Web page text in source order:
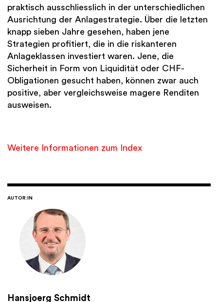
praktisch ausschliesslich in der unterschiedlichen
Ausrichtung der Anlagestrategie. Über die letzten
knapp sieben Jahre gesehen, haben jene
Strategien profitiert, die in die riskanteren
Anlageklassen investiert waren. Jene, die
Sicherheit in Form von Liquidität oder CHF-
Obligationen gesucht haben, können zwar auch
positive, aber vergleichsweise magere Renditen
ausweisen.
Weitere Informationen zum Index
AUTOR:IN
Hansjoerg Schmidt